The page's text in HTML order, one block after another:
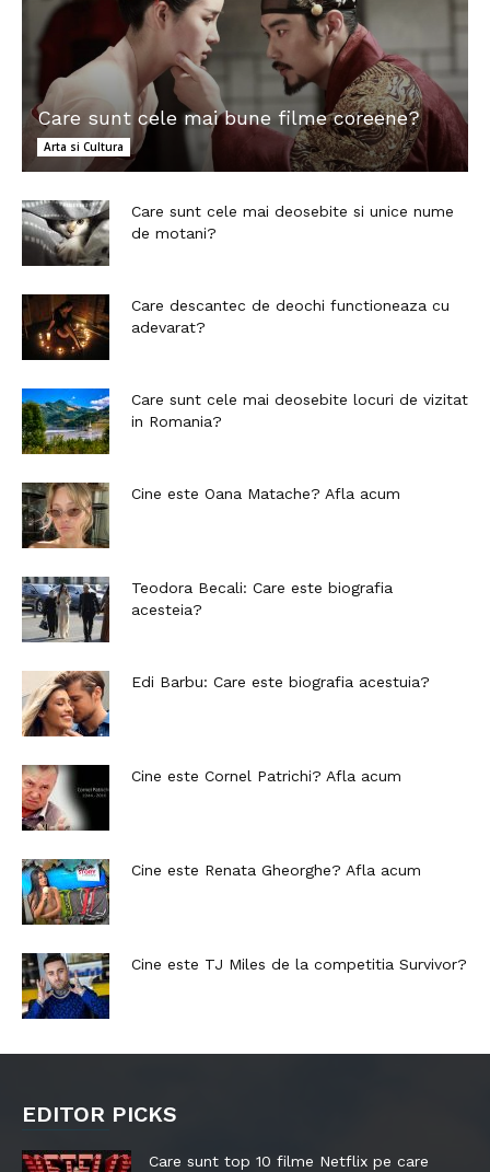
Care sunt cele mai bune filme coreene?
Arta si Cultura
Care sunt cele mai deosebite si unice nume
de motani?
Care descantec de deochi functioneaza cu
adevarat?
Care sunt cele mai deosebite locuri de vizitat
in Romania?
Cine este Oana Matache? Afla acum
Teodora Becali: Care este biografia
acesteia?
Edi Barbu: Care este biografia acestuia?
Cine este Cornel Patrichi? Afla acum
Cine este Renata Gheorghe? Afla acum
Cine este TJ Miles de la competitia Survivor?
EDITOR PICKS
Care sunt top 10 filme Netflix pe care